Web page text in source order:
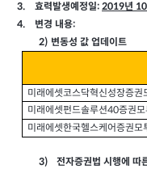
3.
효력발생예정일: 2019년 10
4.
변경 내용:
2) 변동성 값 업데이트
미래에셋코스닥혁신성장증권
미래에셋펀드솔루션40증권
미래에셋한국헬스케어증권모
3) 전자증권법 시행에 따